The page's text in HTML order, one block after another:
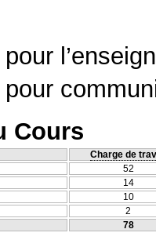
Cours
Charge de
52
14
10
2
78